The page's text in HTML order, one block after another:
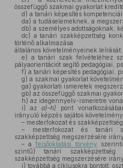
összefüggő szakmai gyakorlat
d) a tanári képesítés
da) a tudáselemeknek, a
db) a személyes adottságoknak,
dc) a tanári szakképzettség
történő alkalmazása
általános követelményeinek leírását;
e) a tanári szak felvételéhez
pályaorientációt segítő pedagógiai,
f) a tanári képesítés pedagógiai,
g) a szakmai gyakorlat
ga) gyakorlati ismeretek
gb) az összefüggő szakmai
h) az idegennyelv-ismeretre
i) aza)–h)
pont
irányuló képzés sajátos
– mesterfokozat és
– mesterfokozat és tanári
szakképzettség megszerzésére
– a felsőoktatási törvény
szintű) tanári szakképzettség
szakképzettség megszerzésére
j) továbbá a ciklusokra bontott,